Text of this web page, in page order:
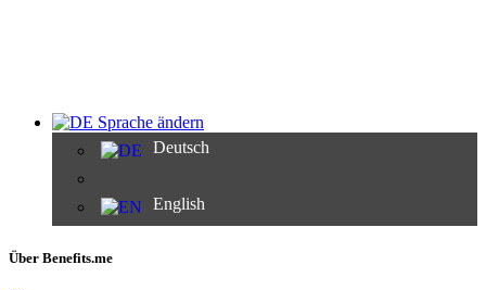
Sprache ändern
Deutsch
English
Über Benefits.me